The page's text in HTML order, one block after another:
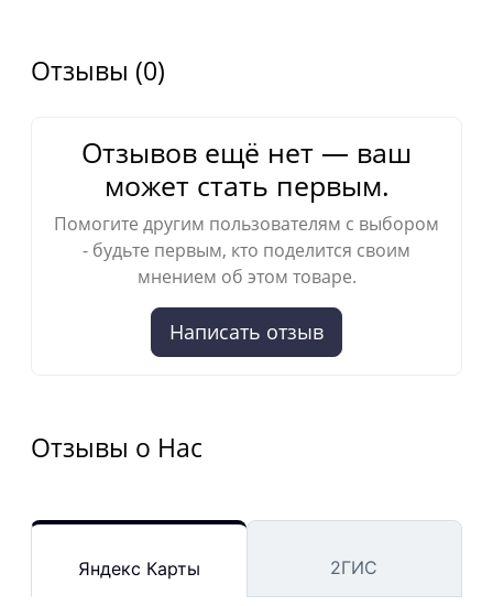
Отзывы (0)
Отзывов ещё нет — ваш
может стать первым.
Помогите другим пользователям с выбором
- будьте первым, кто поделится своим
мнением об этом товаре.
Написать отзыв
Отзывы о Нас
Яндекс Карты 2ГИС